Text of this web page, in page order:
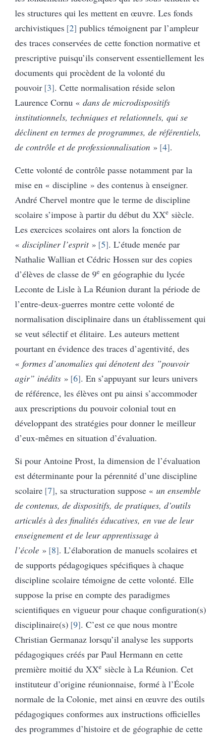
les structures qui les mettent en œuvre. Les fonds
archivistiques 2 publics témoignent par l’ampleur
des traces conservées de cette fonction normative et
prescriptive puisqu’ils conservent essentiellement les
documents qui procèdent de la volonté du
pouvoir 3 . Cette normalisation réside selon
Laurence Cornu « dans de microdispositifs
institutionnels, techniques et relationnels, qui se
déclinent en termes de programmes, de référentiels,
de contrôle et de professionnalisation » 4 .
Cette volonté de contrôle passe notamment par la
mise en « discipline » des contenus à enseigner.
André Chervel montre que le terme de discipline
scolaire s’impose à partir du début du XXe siècle.
Les exercices scolaires ont alors la fonction de
« discipliner l’esprit» 5 . L’étude menée par
Nathalie Wallian et Cédric Hossen sur des copies
d’élèves de classe de 9e en géographie du lycée
Leconte de Lisle à La Réunion durant la période de
l’entre-deux-guerres montre cette volonté de
normalisation disciplinaire dans un établissement qui
se veut sélectif et élitaire. Les auteurs mettent
pourtant en évidence des traces d’agentivité, des
« formes d’anomalies qui dénotent des ”pouvoir
agir” inédits » 6 . En s’appuyant sur leurs univers
de référence, les élèves ont pu ainsi s’accommoder
aux prescriptions du pouvoir colonial tout en
développant des stratégies pour donner le meilleur
d’eux-mêmes en situation d’évaluation.
Si pour Antoine Prost, la dimension de l’évaluation
est déterminante pour la pérennité d’une discipline
scolaire 7 , sa structuration suppose « un ensemble
de contenus, de dispositifs, de pratiques, d’outils
articulés à des finalités éducatives, en vue de leur
enseignement et de leur apprentissage à
l’école » 8 . L’élaboration de manuels scolaires et
de supports pédagogiques spécifiques à chaque
discipline scolaire témoigne de cette volonté. Elle
suppose la prise en compte des paradigmes
scientifiques en vigueur pour chaque configuration(s)
disciplinaire(s) 9 . C’est ce que nous montre
Christian Germanaz lorsqu’il analyse les supports
pédagogiques créés par Paul Hermann en cette
première moitié du XXe siècle à La Réunion. Cet
instituteur d’origine réunionnaise, formé à l’École
normale de la Colonie, met ainsi en œuvre des outils
pédagogiques conformes aux instructions officielles
des programmes d’histoire et de géographie de cette